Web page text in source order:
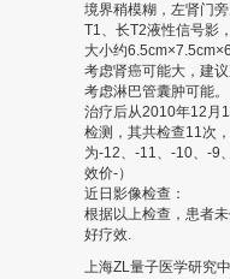
境界稍模糊，左肾门
T1、长T2液性信号影
大小约
考虑肾癌可能大，建
考虑淋巴管囊肿可能。
治疗后从2010年12月
检测，其共检查11次
为-12、-11、-10、-9
效价-）
近日影像检查：
根据以上检查，患者
好疗效.
上海ZL量子医学研究